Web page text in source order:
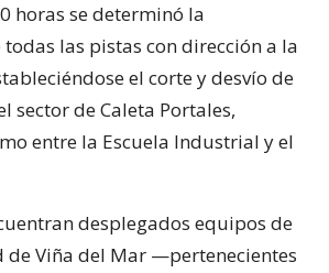
horas se determinó la
las pistas con dirección a la
el corte y desvío de
sector de Caleta Portales,
entre la Escuela Industrial y el
desplegados equipos de
Viña del Mar —pertenecientes